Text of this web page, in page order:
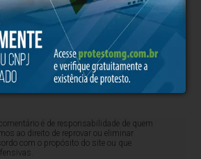
faça parte do nosso grupo no
WhatsApp
é de responsabilidade de quem
ao direito de reprovar ou eliminar
com o propósito do site ou que